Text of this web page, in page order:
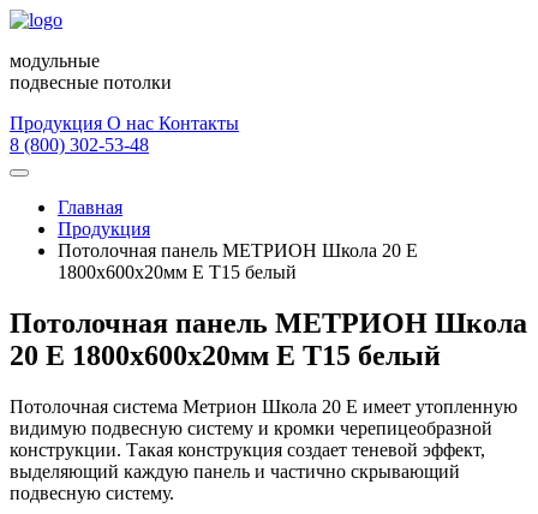
модульные
подвесные потолки
Продукция О нас Контакты
8 (800) 302-53-48
Главная
Продукция
Потолочная панель МЕТРИОН Школа 20 Е
1800х600х20мм Е Т15 белый
Потолочная панель МЕТРИОН Школа
20 Е 1800х600х20мм Е Т15 белый
Потолочная система Метрион Школа 20 Е имеет утопленную
видимую подвесную систему и кромки черепицеобразной
конструкции. Такая конструкция создает теневой эффект,
выделяющий каждую панель и частично скрывающий
подвесную систему.